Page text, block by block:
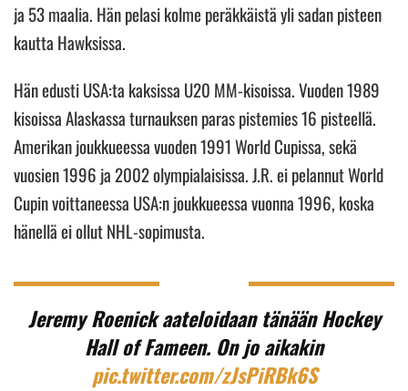
ja 53 maalia. Hän pelasi kolme peräkkäistä yli sadan pisteen
kautta Hawksissa.
Hän edusti USA:ta kaksissa U20 MM-kisoissa. Vuoden 1989
kisoissa Alaskassa turnauksen paras pistemies 16 pisteellä.
Amerikan joukkueessa vuoden 1991 World Cupissa, sekä
vuosien 1996 ja 2002 olympialaisissa. J.R. ei pelannut World
Cupin voittaneessa USA:n joukkueessa vuonna 1996, koska
hänellä ei ollut NHL-sopimusta.
Jeremy Roenick aateloidaan tänään Hockey
Hall of Fameen. On jo aikakin
pic.twitter.com/zJsPiRBk6S